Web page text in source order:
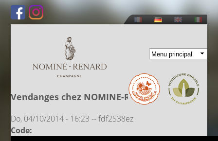
Inhalt
Vendanges chez NOMINE-RENARD
Do, 04/10/2014 - 16:23 --fdf2S38ez
Code: